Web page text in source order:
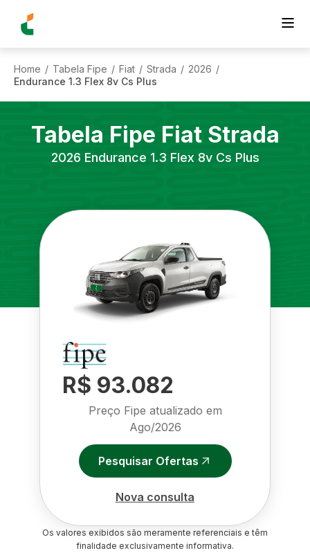
Home / Tabela Fipe / Fiat / Strada / 2026 /
Endurance 1.3 Flex 8v Cs Plus
Tabela Fipe Fiat Strada
2026 Endurance 1.3 Flex 8v Cs Plus
R$ 93.082
Preço Fipe atualizado em
Ago/2026
Pesquisar Ofertas
Nova consulta
Os valores exibidos são meramente referenciais e têm
finalidade exclusivamente informativa.